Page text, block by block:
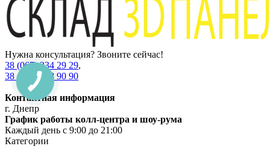
Нужна консультация? Звоните сейчас!
38 (067) 234 29 29,
38 (067) 538 90 90
Контактная информация
г. Днепр
График работы колл-центра и шоу-рума
Каждый день с 9:00 до 21:00
Категории